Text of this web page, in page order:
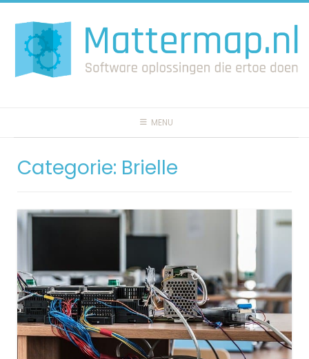
naar
inhoud
MENU
Categorie: Brielle